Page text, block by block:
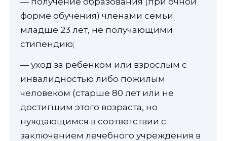
форме обучения) членами семьи
младше 23 лет, не получающими
стипендию;
— уход за ребенком или взрослым с
инвалидностью либо пожилым
человеком (старше 80 лет или не
достигшим этого возраста, но
нуждающимся в соответствии с
заключением лечебного учреждения в